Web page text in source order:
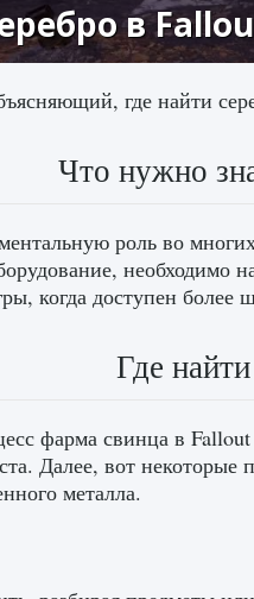
в
где найти
Что нужно
роль во
необходимо
когда доступен более
Где
фарма свинца в
Далее, вот некоторые
металла.